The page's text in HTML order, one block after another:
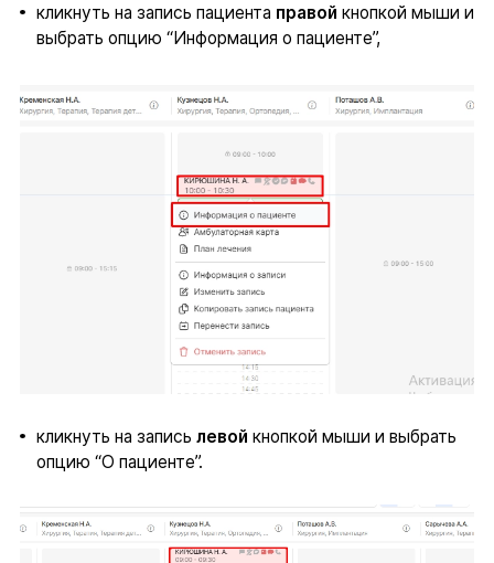
кликнуть на запись пациента правой кнопкой мыши и
выбрать опцию “Информация о пациенте”,
кликнуть на запись левой кнопкой мыши и выбрать
опцию “О пациенте”.